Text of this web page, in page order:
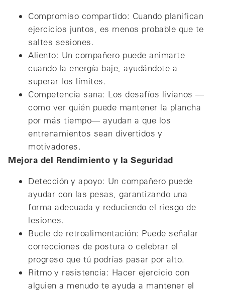
Compromiso compartido: Cuando planifican
ejercicios juntos, es menos probable que te
saltes sesiones.
Aliento: Un compañero puede animarte
cuando la energía baje, ayudándote a
superar los límites.
Competencia sana: Los desafíos livianos —
como ver quién puede mantener la plancha
por más tiempo— ayudan a que los
entrenamientos sean divertidos y
motivadores.
Mejora del Rendimiento y la Seguridad
Detección y apoyo: Un compañero puede
ayudar con las pesas, garantizando una
forma adecuada y reduciendo el riesgo de
lesiones.
Bucle de retroalimentación: Puede señalar
correcciones de postura o celebrar el
progreso que tú podrías pasar por alto.
Ritmo y resistencia: Hacer ejercicio con
alguien a menudo te ayuda a mantener el